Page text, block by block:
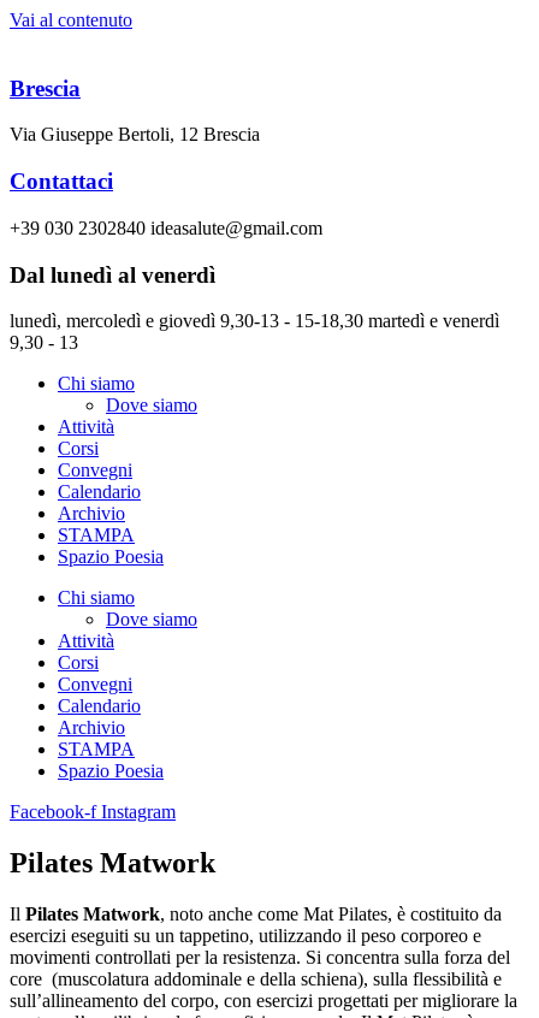
Vai al contenuto
Brescia
Via Giuseppe Bertoli, 12 Brescia
Contattaci
+39 030 2302840 ideasalute@gmail.com
Dal lunedì al venerdì
lunedì, mercoledì e giovedì 9,30-13 - 15-18,30 martedì e venerdì
9,30 - 13
Chi siamo
Dove siamo
Attività
Corsi
Convegni
Calendario
Archivio
STAMPA
Spazio Poesia
Chi siamo
Dove siamo
Attività
Corsi
Convegni
Calendario
Archivio
STAMPA
Spazio Poesia
Facebook-f Instagram
Pilates Matwork
Il Pilates Matwork, noto anche come Mat Pilates, è costituito da
esercizi eseguiti su un tappetino, utilizzando il peso corporeo e
movimenti controllati per la resistenza. Si concentra sulla forza del
core (muscolatura addominale e della schiena), sulla flessibilità e
sull’allineamento del corpo, con esercizi progettati per migliorare la